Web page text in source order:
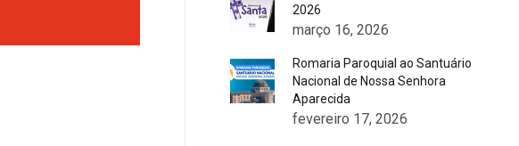
2026
março 16, 2026
Romaria Paroquial ao Santuário
Nacional de Nossa Senhora
Aparecida
fevereiro 17, 2026